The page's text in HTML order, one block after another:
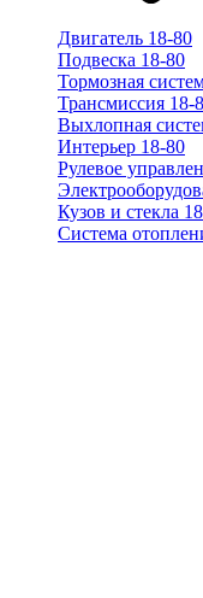
Двигатель 18-80
Подвеска 18-80
Тормозная
Трансмиссия 18-
Выхлопная
Интерьер 18-80
Рулевое
Кузов и стекла
Система